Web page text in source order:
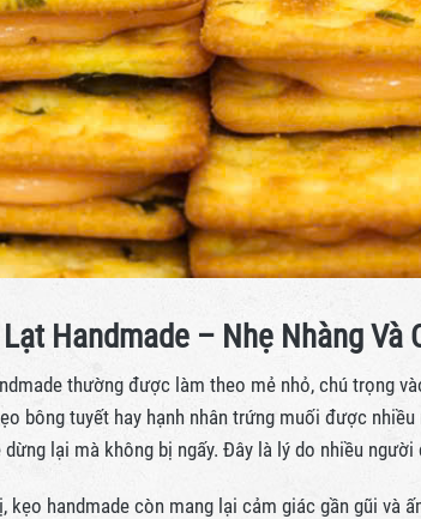
Handmade – Nhẹ Nhàng Và
thường được làm theo mẻ nhỏ, chú trọng
bông tuyết hay hạnh nhân trứng muối được
lại mà không bị ngấy. Đây là lý do nhiều
kẹo handmade còn mang lại cảm giác gần gũi và